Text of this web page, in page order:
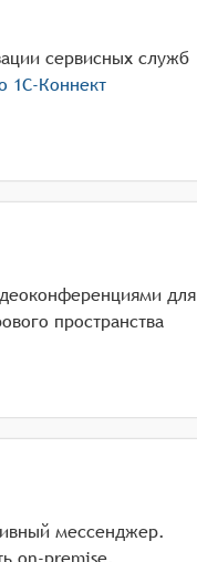
сервисных служб
1С-Коннект
для
пространства
мессенджер.